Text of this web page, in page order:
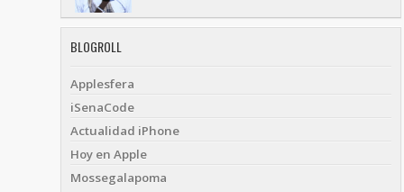
BLOGROLL
Applesfera
iSenaCode
Actualidad iPhone
Hoy en Apple
Mossegalapoma